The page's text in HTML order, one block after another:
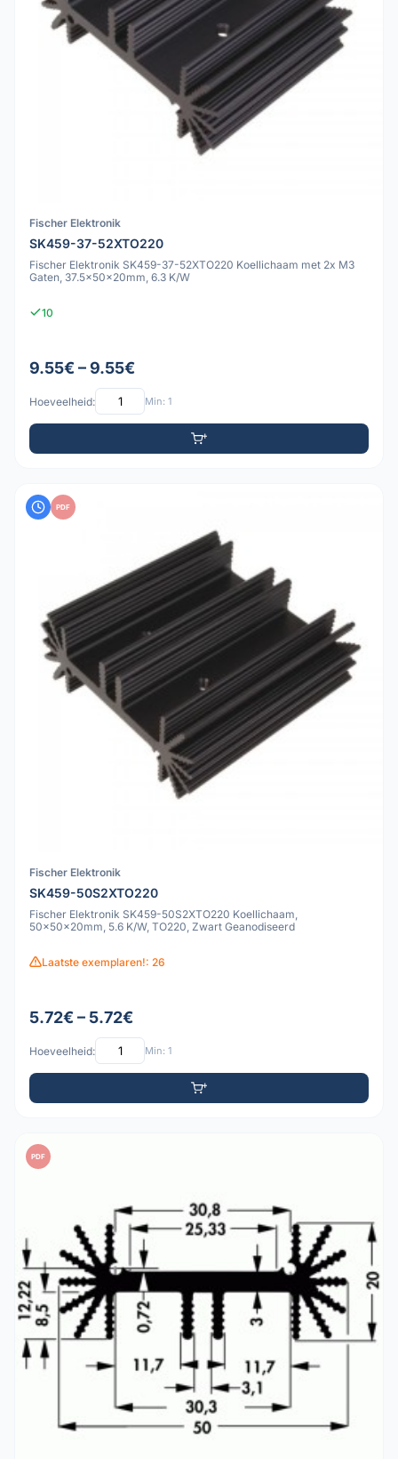
Fischer Elektronik
SK459-37-52XTO220
Fischer Elektronik SK459-37-52XTO220 Koellichaam met 2x M3
Gaten, 37.5x50x20mm, 6.3 K/W
10
9.55€ – 9.55€
Hoeveelheid: Min: 1
PDF
Fischer Elektronik
SK459-50S2XTO220
Fischer Elektronik SK459-50S2XTO220 Koellichaam,
50x50x20mm, 5.6 K/W, TO220, Zwart Geanodiseerd
Laatste exemplaren!: 26
5.72€ – 5.72€
Hoeveelheid: Min: 1
PDF